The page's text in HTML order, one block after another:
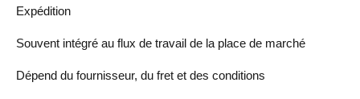
Expédition
Souvent intégré au flux de travail de la place de marché
Dépend du fournisseur, du fret et des conditions